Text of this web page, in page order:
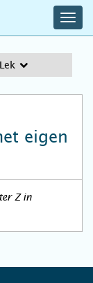
eigen
Z in